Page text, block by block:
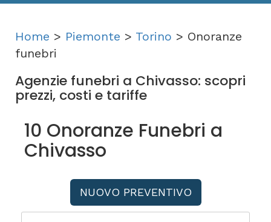
Home > Piemonte > Torino > Onoranze
funebri
Agenzie funebri a Chivasso: scopri
prezzi, costi e tariffe
10 Onoranze Funebri a
Chivasso
NUOVO PREVENTIVO